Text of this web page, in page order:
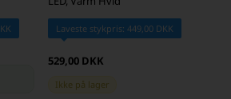
Laveste stykpris: 449,00 DKK
529,00 DKK
Ikke på lager